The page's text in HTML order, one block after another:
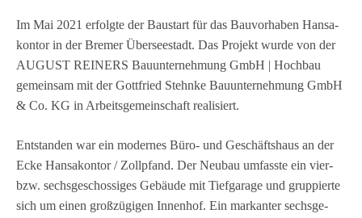
Im Mai 2021 erfolgte der Bau­start für das Bau­vor­ha­ben Han­sa­
kon­tor in der Bre­mer Über­see­stadt. Das Pro­jekt wurde von der
AUGUST REINERS Bau­un­ter­neh­mung GmbH | Hoch­bau
gemein­sam mit der Gott­fried Stehnke Bau­un­ter­neh­mung GmbH
& Co. KG in Arbeits­ge­mein­schaft realisiert.
Ent­stan­den war ein moder­nes Büro- und Geschäfts­haus an der
Ecke Han­sa­kon­tor / Zoll­pfand. Der Neu­bau umfasste ein vier-
bzw. sechs­ge­schos­si­ges Gebäude mit Tief­ga­rage und grup­pierte
sich um einen groß­zü­gi­gen Innen­hof. Ein mar­kan­ter sechs­ge­